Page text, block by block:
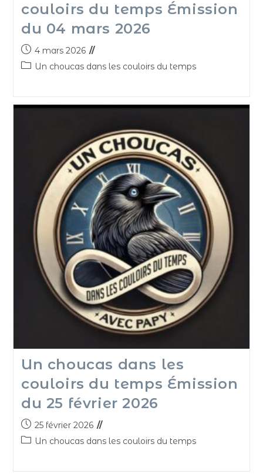
couloirs du temps Émission
du 04 mars 2026
4 mars 2026
Un choucas dans les couloirs du temps
Un choucas dans les
couloirs du temps Émission
du 25 février 2026
25 février 2026
Un choucas dans les couloirs du temps